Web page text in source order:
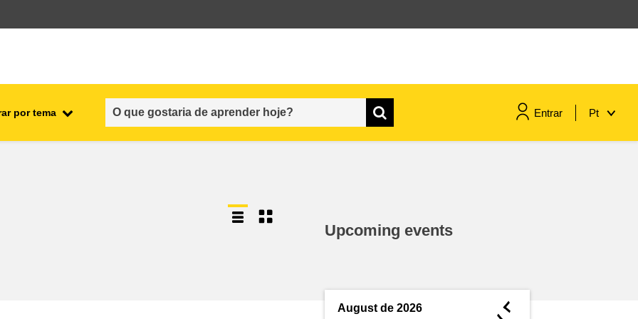
por tema Entrar Pt
conhecimento
Upcoming events
August de 2026 ◄